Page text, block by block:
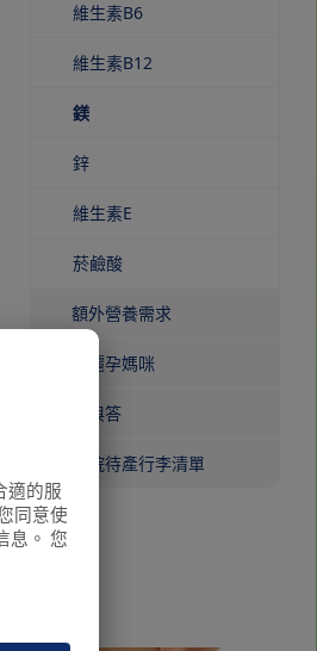
維生素B6
維生素B12
鎂(current)
鋅
維生素E
菸鹼酸
額外營養需求
美麗孕媽咪
問與答
入院待產行李清單